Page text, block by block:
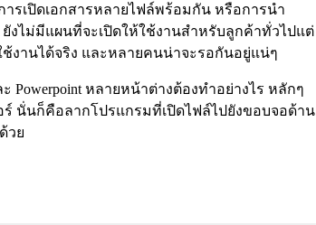
ารเปิดเอกสารหลายไฟล์พร้อมกัน หรือการนำ
งไม่มีแผนที่จะเปิดให้ใช้งานสำหรับลูกค้าทั่วไปแต่
ช้งานได้จริง และหลายคนน่าจะรอกันอยู่แน่ๆ
Powerpoint หลายหน้าต่างต้องทำอย่างไร หลักๆ
นั่นก็คือลากโปรแกรมที่เปิดไฟล์ไปยังขอบจอด้าน
วย